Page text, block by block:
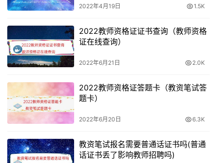
2022年4月19日 1.5K
2022教师资格证证书查询（教师资格
证在线查询）
2022年6月21日 2.0K
2022教师资格证答题卡（教资笔试答
题卡）
2022年6月20日 6.3K
教资笔试报名需要普通话证书吗(普通
话证书丢了影响教师招聘吗)